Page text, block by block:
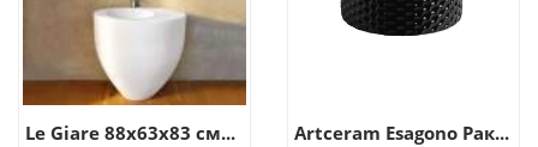
Le Giare 88x63x83 см... Artceram Esagono Рак...